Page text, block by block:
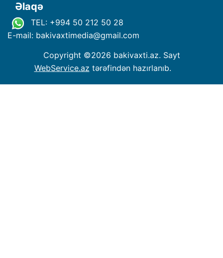
Əlaqə
TEL: +994 50 212 50 28
E-mail: bakivaxtimedia@gmail.com
Copyright ©2026 bakivaxti.az. Sayt
WebService.az tərəfindən hazırlanıb.